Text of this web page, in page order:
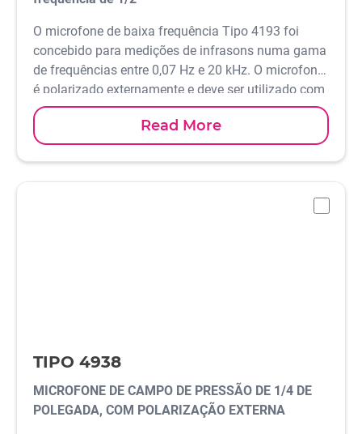
O microfone de baixa frequência Tipo 4193 foi
concebido para medições de infrasons numa gama
de frequências entre 0,07 Hz e 20 kHz. O microfone
é polarizado externamente e deve ser utilizado com
um Pré-amplificador clássico.
Read More
TIPO 4938
MICROFONE DE CAMPO DE PRESSÃO DE 1/4 DE
POLEGADA, COM POLARIZAÇÃO EXTERNA